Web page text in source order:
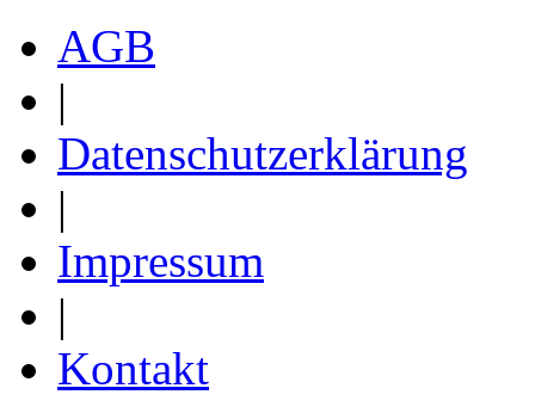
AGB
|
Datenschutzerklärung
|
Impressum
|
Kontakt